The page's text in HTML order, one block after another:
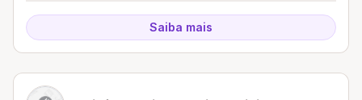
Saiba mais